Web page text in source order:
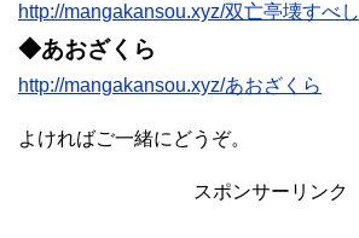
http://mangakansou.xyz/双亡亭壊すべし
◆あおざくら
http://mangakansou.xyz/あおざくら
よければご一緒にどうぞ。
スポンサーリンク